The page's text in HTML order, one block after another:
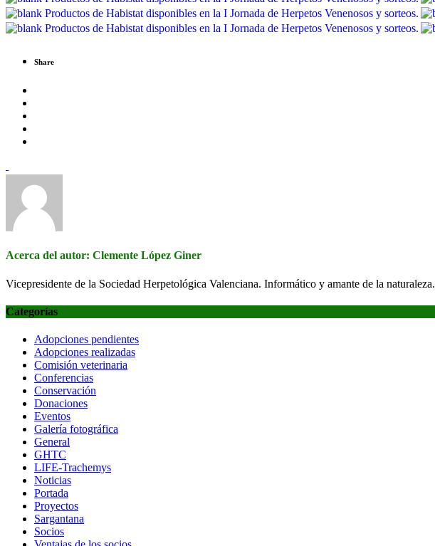
Share
Acerca del autor: Clemente López Giner
Vicepresidente de la Sociedad Herpetológica Valenciana. Informático y amante de la naturaleza.
Categorías
Adopciones pendientes
Adopciones realizadas
Comisión veterinaria
Conferencias
Conservación
Donaciones
Eventos
Galería fotográfica
General
GHTC
LIFE-Trachemys
Noticias
Portada
Proyectos
Sargantana
Socios